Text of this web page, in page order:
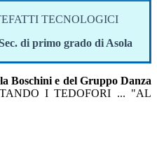
TECNOLOGICI
di primo grado di Asola
Boschini e del Gruppo Danza
I TEDOFORI ... "AL